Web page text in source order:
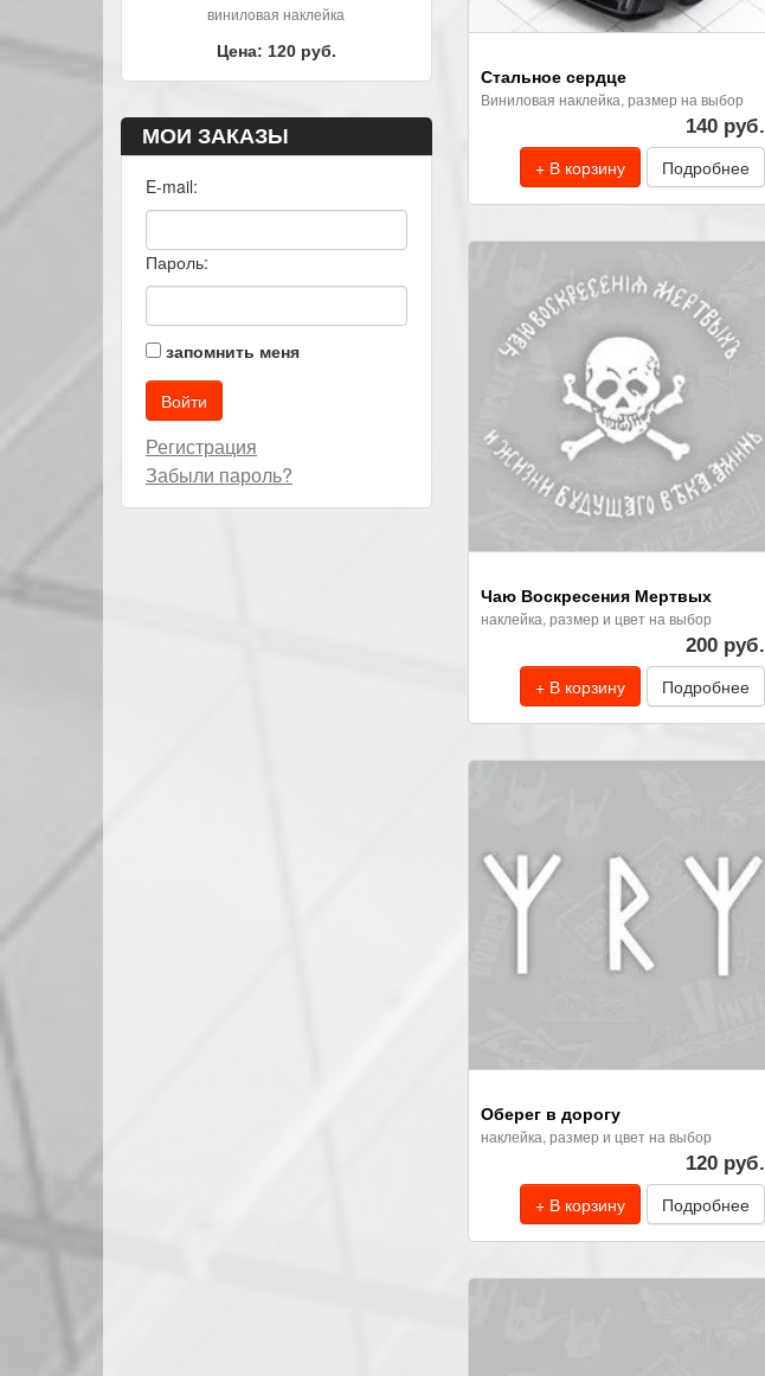
Стальное сердце
Виниловая наклейка, размер на выбор
140 руб.
+ В корзину Подробнее
Чаю Воскресения Мертвых
наклейка, размер и цвет на выбор
200 руб.
+ В корзину Подробнее
Оберег в дорогу
наклейка, размер и цвет на выбор
120 руб.
+ В корзину Подробнее
виниловая наклейка
Цена: 120 руб.
МОИ ЗАКАЗЫ
E-mail:
Пароль:
запомнить меня
Регистрация
Забыли пароль?